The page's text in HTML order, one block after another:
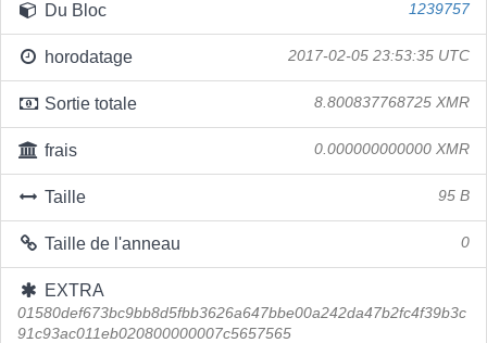
Du Bloc 1239757
horodatage 2017-02-05 23:53:35 UTC
Sortie totale 8.800837768725 XMR
frais 0.000000000000 XMR
Taille 95 B
Taille de l'anneau 0
EXTRA
01580def673bc9bb8d5fbb3626a647bbe00a242da47b2fc4f39b3c
91c93ac011eb020800000007c5657565